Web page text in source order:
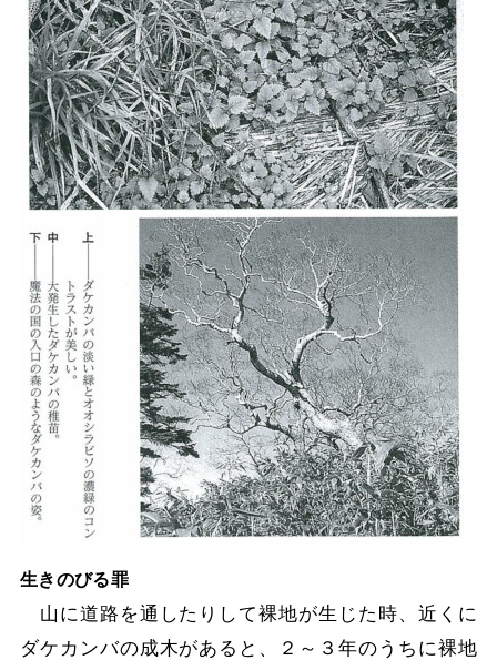
生きのびる罪
山に道路を通したりして裸地が生じた時、近くに
ダケカンバの成木があると、２～３年のうちに裸地